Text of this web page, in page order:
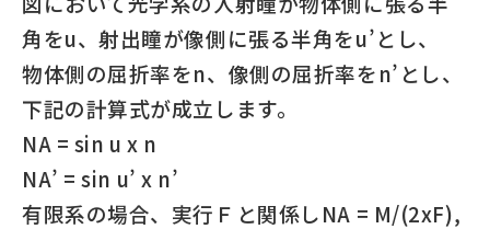
角をu、射出瞳が像側に張る半角をu’とし、
物体側の屈折率をn、像側の屈折率をn’とし、
下記の計算式が成立します。
NA = sin u x n
NA’ = sin u’ x n’
有限系の場合、実行Ｆと関係しNA = M/(2xF),